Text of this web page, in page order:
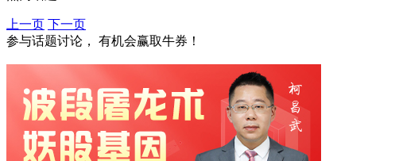
上一页 下一页
参与话题讨论， 有机会赢取牛券！